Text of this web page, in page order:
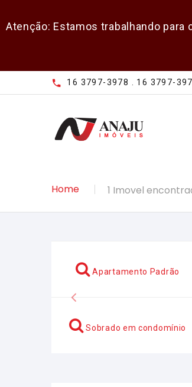
Atenção: Estamos trabalhando
16 3797-3978 . 16 3797-
Home 1 Imovel
Apartamento Padrão
Sobrado em condomínio
Anterior